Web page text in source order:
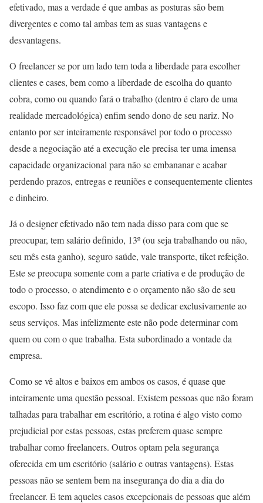
efetivado, mas a verdade é que ambas as posturas são bem
divergentes e como tal ambas tem as suas vantagens e
desvantagens.
O freelancer se por um lado tem toda a liberdade para escolher
clientes e cases, bem como a liberdade de escolha do quanto
cobra, como ou quando fará o trabalho (dentro é claro de uma
realidade mercadológica) enfim sendo dono de seu nariz. No
entanto por ser inteiramente responsável por todo o processo
desde a negociação até a execução ele precisa ter uma imensa
capacidade organizacional para não se embananar e acabar
perdendo prazos, entregas e reuniões e consequentemente clientes
e dinheiro.
Já o designer efetivado não tem nada disso para com que se
preocupar, tem salário definido, 13º (ou seja trabalhando ou não,
seu mês esta ganho), seguro saúde, vale transporte, tiket refeição.
Este se preocupa somente com a parte criativa e de produção de
todo o processo, o atendimento e o orçamento não são de seu
escopo. Isso faz com que ele possa se dedicar exclusivamente ao
seus serviços. Mas infelizmente este não pode determinar com
quem ou com o que trabalha. Esta subordinado a vontade da
empresa.
Como se vê altos e baixos em ambos os casos, é quase que
inteiramente uma questão pessoal. Existem pessoas que não foram
talhadas para trabalhar em escritório, a rotina é algo visto como
prejudicial por estas pessoas, estas preferem quase sempre
trabalhar como freelancers. Outros optam pela segurança
oferecida em um escritório (salário e outras vantagens). Estas
pessoas não se sentem bem na insegurança do dia a dia do
freelancer. E tem aqueles casos excepcionais de pessoas que além